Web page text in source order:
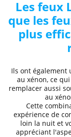
Les feux
que les
plus
Ils ont également
au xénon, ce
remplacer aussi
au
Cette
expérience de
loin la nuit et
appréciant